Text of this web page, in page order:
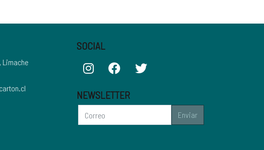
Limache
SOCIAL
NEWSLETTER
Enviar